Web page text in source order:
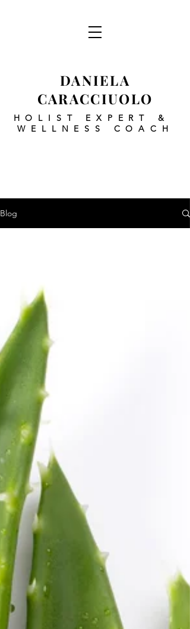
DANIELA
CARACCIUOLO
HOLIST EXPERT &
WELLNESS COACH
Blog